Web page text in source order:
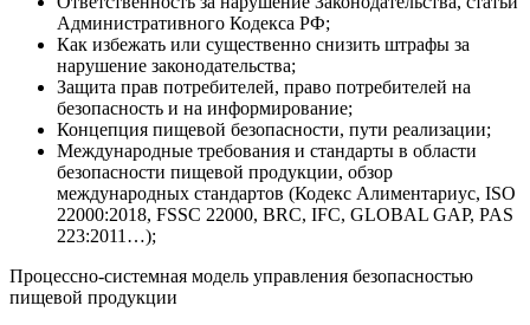
Административного Кодекса РФ;
Как избежать или существенно снизить штрафы за
нарушение законодательства;
Защита прав потребителей, право потребителей на
безопасность и на информирование;
Концепция пищевой безопасности, пути реализации;
Международные требования и стандарты в области
безопасности пищевой продукции, обзор
международных стандартов (Кодекс Алиментариус, ISO
22000:2018, FSSC 22000, BRC, IFC, GLOBAL GAP, PAS
223:2011…);
Процессно-системная модель управления безопасностью
пищевой продукции